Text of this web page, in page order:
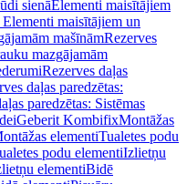
sienāElementi maisītājiem
Elementi maisītājiem un
mašīnāmRezerves
mazgājamām
Rezerves daļas
daļas paredzētas:
paredzētas: Sistēmas
Geberit KombifixMontāžas
elementiTualetes podu
podu elementiIzlietņu
elementiBidē